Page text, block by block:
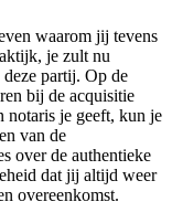
waarom jij tevens
je zult nu
partij. Op de
bij de acquisitie
notaris je geeft, kun je
van de
over de authentieke
dat jij altijd weer
overeenkomst.